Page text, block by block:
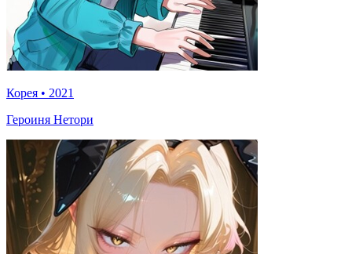
Корея • 2021
Героиня Нетори